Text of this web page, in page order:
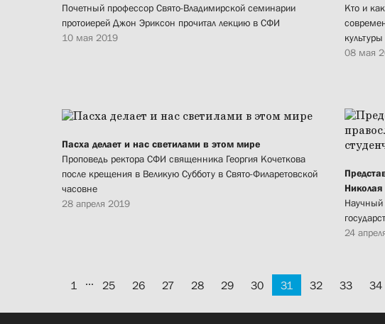
Почетный профессор Свято-Владимирской семинарии
протоиерей Джон Эриксон прочитал лекцию в СФИ
10 мая 2019
Кто и
08 мая
Пасха делает и нас светилами в этом мире
Проповедь ректора СФИ священника Георгия Кочеткова
после крещения в Великую Субботу в Свято-Филаретовской
часовне
28 апреля 2019
Научный
24
1 ... 25 26 27 28 29 30 31 32 33 34